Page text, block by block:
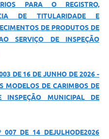
PARA O REGISTRO,
DE TITULARIDADE E
DE PRODUTOS DE
SERVIÇO DE INSPEÇÃO
DE 16 DE JUNHO DE 2026 -
MODELOS DE CARIMBOS DE
INSPEÇÃO MUNICIPAL DE
007 DE 14 DEJULHODE2026